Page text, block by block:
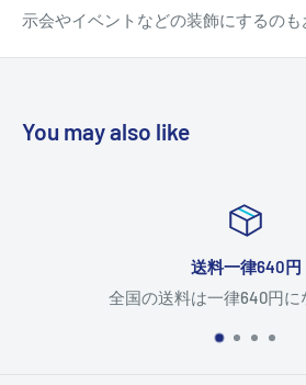
示会やイベントなどの装飾にするのも
You may also like
になります。